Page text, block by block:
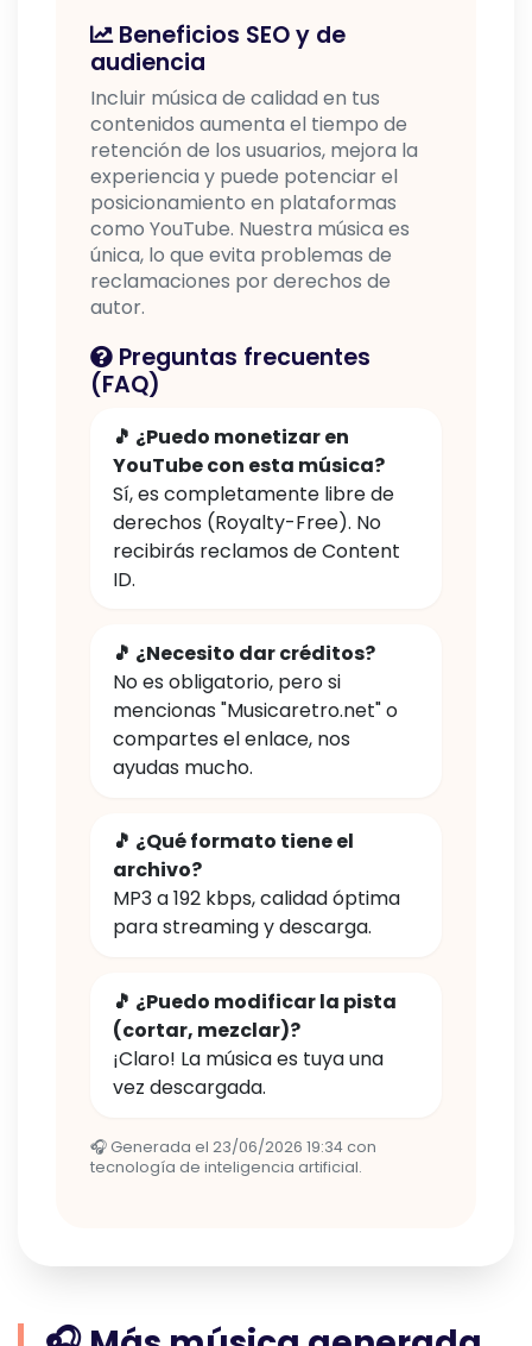
Beneficios SEO y de
audiencia
Incluir música de calidad en tus
contenidos aumenta el tiempo de
retención de los usuarios, mejora la
experiencia y puede potenciar el
posicionamiento en plataformas
como YouTube. Nuestra música es
única, lo que evita problemas de
reclamaciones por derechos de
autor.
Preguntas frecuentes
(FAQ)
🎵 ¿Puedo monetizar en
YouTube con esta música?
Sí, es completamente libre de
derechos (Royalty-Free). No
recibirás reclamos de Content
ID.
🎵 ¿Necesito dar créditos?
No es obligatorio, pero si
mencionas "Musicaretro.net" o
compartes el enlace, nos
ayudas mucho.
🎵 ¿Qué formato tiene el
archivo?
MP3 a 192 kbps, calidad óptima
para streaming y descarga.
🎵 ¿Puedo modificar la pista
(cortar, mezclar)?
¡Claro! La música es tuya una
vez descargada.
🎧 Generada el 23/06/2026 19:34 con
tecnología de inteligencia artificial.